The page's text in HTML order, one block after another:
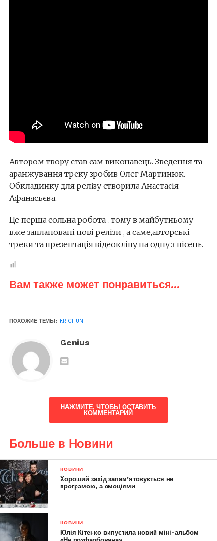
Автором твору став сам виконавець. Зведення та
аранжування треку зробив Олег Мартинюк.
Обкладинку для релізу створила Анастасія
Афанасьєва.
Це перша сольна робота , тому в майбутньому
вже заплановані нові релізи , а саме,авторські
треки та презентація відеокліпу на одну з пісень.
Вам также может понравиться...
ПОХОЖИЕ ТЕМЫ: KRICHUN
Genius
НАЖМИТЕ, ЧТОБЫ ОСТАВИТЬ
КОММЕНТАРИЙ
Больше в Новини
НОВИНИ
Хороший захід запам’ятовується не
програмою, а емоціями
НОВИНИ
Юлія Кітенко випустила новий міні-альбом